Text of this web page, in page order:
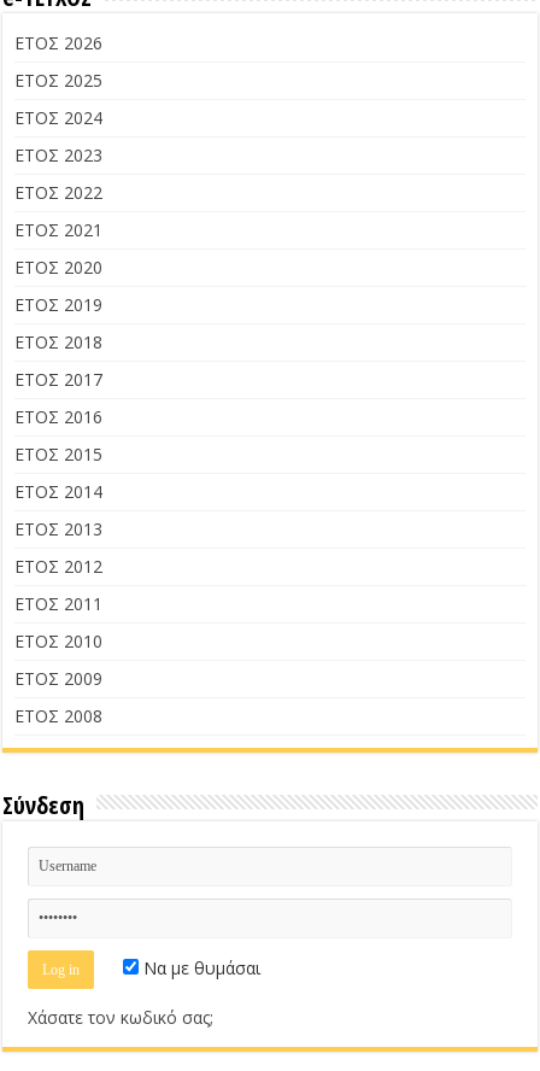
ΕΤΟΣ 2026
ΕΤΟΣ 2025
ΕΤΟΣ 2024
ΕΤΟΣ 2023
ΕΤΟΣ 2022
ΕΤΟΣ 2021
ΕΤΟΣ 2020
ΕΤΟΣ 2019
ΕΤΟΣ 2018
ΕΤΟΣ 2017
ΕΤΟΣ 2016
ΕΤΟΣ 2015
ΕΤΟΣ 2014
ΕΤΟΣ 2013
ΕΤΟΣ 2012
ΕΤΟΣ 2011
ΕΤΟΣ 2010
ΕΤΟΣ 2009
ΕΤΟΣ 2008
Σύνδεση
Να με θυμάσαι
Χάσατε τον κωδικό σας;